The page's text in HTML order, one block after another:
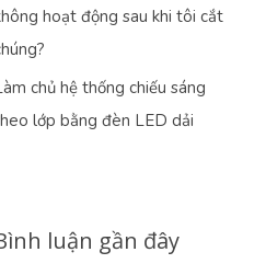
hoạt động sau khi tôi cắt
chủ hệ thống chiếu sáng
lớp bằng đèn LED dải
luận gần đây